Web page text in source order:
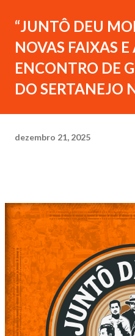
“JUNTÔ DEU
NOVAS FAIXAS
ENCONTRO DE
DO SERTANEJO
dezembro 21, 2025